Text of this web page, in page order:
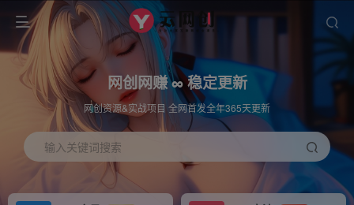
网创网赚 ∞ 稳定更新
网创资源&实战项目 全网首发全年365天更新
输入关键词搜索